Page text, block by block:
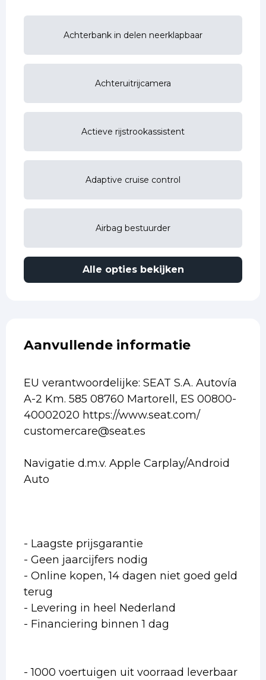
Achterbank in delen neerklapbaar
Achteruitrijcamera
Actieve rijstrookassistent
Adaptive cruise control
Airbag bestuurder
Alle opties bekijken
Aanvullende informatie
EU verantwoordelijke: SEAT S.A. Autovía
A-2 Km. 585 08760 Martorell, ES 00800-
40002020 https://www.seat.com/
customercare@seat.es
Navigatie d.m.v. Apple Carplay/Android
Auto
- Laagste prijsgarantie
- Geen jaarcijfers nodig
- Online kopen, 14 dagen niet goed geld
terug
- Levering in heel Nederland
- Financiering binnen 1 dag
- 1000 voertuigen uit voorraad leverbaar